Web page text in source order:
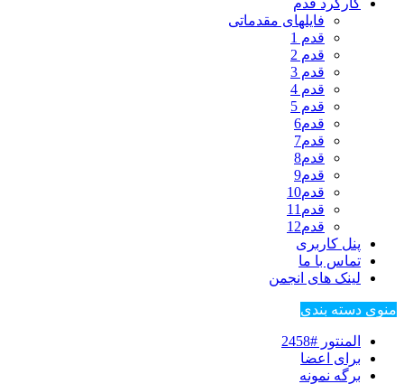
کارکرد قدم
فایلهای مقدماتی
قدم 1
قدم 2
قدم 3
قدم 4
قدم 5
قدم6
قدم7
قدم8
قدم9
قدم10
قدم11
قدم12
پنل کاربری
تماس با ما
لینک های انجمن
منوی دسته بندی
المنتور #2458
برای اعضا
برگه نمونه